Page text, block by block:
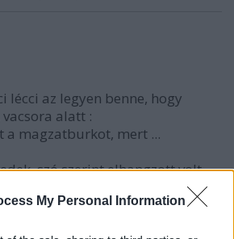
My Personal Information
lécci az legyen benne, hogy
alatt :
a magzatburkot, mert ...
szó szerint elhangzott volt
Prűd-e vagyok? Orvosfób-e
van, igazam van, igazam